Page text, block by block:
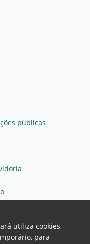
públicas
utiliza cookies,
para